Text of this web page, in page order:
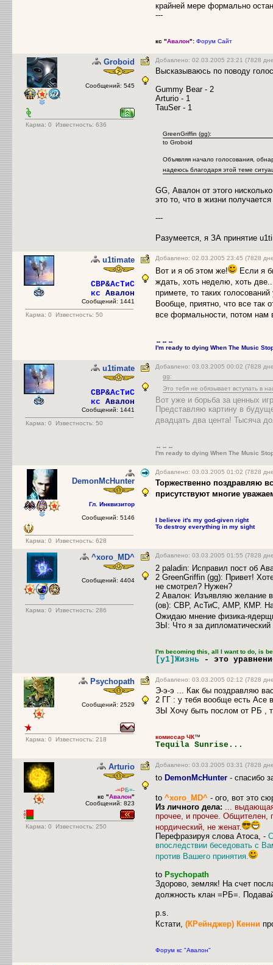
крайней мере формально
---
кс "Авалон": Форум Сайт
Groboid
Сообщений: 545
Карма: 0 Известность: 636
Добавлено: 02.03.2005 23:21 (7828
Высказываюсь по поводу
Gummy Bear - 2
Arturio - 1
TauSer - 1
GreenGriffin (gg):
to Groboid
Объявляя начало голосования,
надеюсь благодаря этой теме
GG, Авалон от этого
это то, что в жизни
---
Разумеется, я ЗА принятие
u1timate
CBP&АсТиС
кс Авалон
Сообщений: 1441
Карма: 0 Известность: 50
Добавлено: 02.03.2005 23:45 (7828
Вот и я об этом же!
Если я
ждать, хоть неделю, хоть
примете, то таких
Вообще, приятно, что все так
все формальности, потом нам
↔↔↔
I'm ready to dying When The Music
u1timate
CBP&АсТиС
кс Авалон
Сообщений: 1441
Карма: 0 Известность: 50
Добавлено: 03.03.2005 00:02 (7828
gg:
Это тебя не обязывает вступать в
Вот уже и борьба за ценных
Представляю картину в
двадцать два цента! Тысяча
↔↔↔
I'm ready to dying When The Music
DemonMcHunter
Гл. Инквизитор
Сообщений: 5146
Карма: 0 Известность: 628
Добавлено: 03.03.2005 01:02 (7828
Торжественно поздравляю
присутствуют многие
I believe it's my god-given right
To destroy everything in my sight
^xoro_MD^
Сообщений: 4404
Карма: 0 Известность: 286
Добавлено: 03.03.2005 01:55 (7828
2 paladin: Исправил пост об
2 GreenGriffin (gg): Привет!
не смотрел? Нужен?
2 Авалон: Изъявляю желание
(ов): СВР, АсТиС, АМР, КМР. На
Ожидаю мнение физика-
ЗЫ: Что я за
I'm becoming this, all I want to do, is
[y1]Жизнь - это
Psychopath
Сообщений: 2529
Карма: 0 Известность: 218
Добавлено: 03.03.2005 02:12 (7828
Э-э-э ... Как бы поздравляю
2 ГГ : у тебя вообще есть Асе
ЗЫ Хочу быть послом от РБ ,
комиссар ЧК™
Tequila Sunrise...
Arturio
-=РБ=-
кс "Авалон"
Сообщений: 823
Карма: 0 Известность: 250
Добавлено: 03.03.2005 03:31 (7828
to DemonMcHunter - спасибо
to ^xoro_MD^ - ого, вот это
Из личного дела: ...
прочее, и прочее. Общителен,
нордический, не женат.
Перефразируя слова Атоса, -
впоследствии беседовать с
против Вашего принятия.
to Psychopath
Здорово, земляк! На счет
должность клан =РБ=.
p.s.
Кстати, (КРейнджер) Кенни
Форум кс "Авалон"